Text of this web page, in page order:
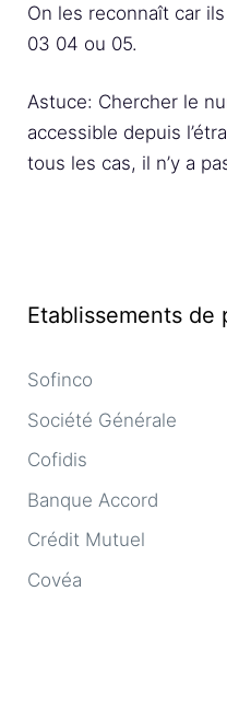
On les reconnaît car
03 04 ou 05.
Astuce: Chercher le
accessible depuis
tous les cas, il n’y a
Etablissements de
Sofinco
Société Générale
Cofidis
Banque Accord
Crédit Mutuel
Covéa